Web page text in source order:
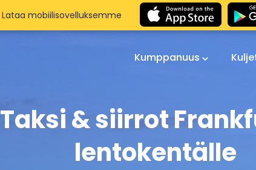
Kumppanuus
Taksi & siirrot
lentokentälle
Lataa mobiilisovelluksemme